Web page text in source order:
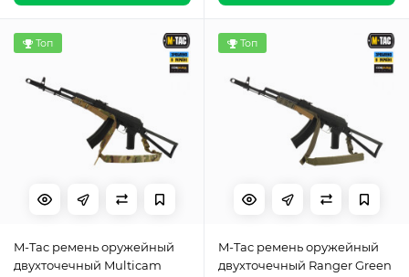
Топ
M-Tac ремень оружейный
двухточечный Multicam
Топ
M-Tac ремень оружейный
двухточечный Ranger Green